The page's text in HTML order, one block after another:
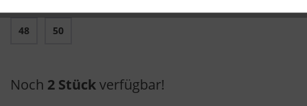
48 50
Noch 2 Stückverfügbar!